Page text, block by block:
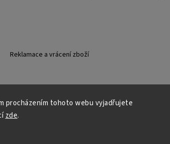
procházením tohoto webu vyjadřujete
zde.
Reklamace a vrácení zboží
návrh vytvořil a nakódoval